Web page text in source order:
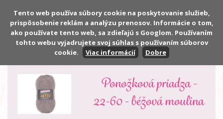
Počet:0 ks
Cena: 0,00 €
Ponožková priadza -
22-60 - béžová moulina
Tento web používa súbory cookie na poskytovanie služieb,
prispôsobenie reklám a analýzu prenosov. Informácie o tom,
ako používate tento web, sa zdieľajú s Googlom. Používaním
tohto webu vyjadrujete svoj súhlas s používaním súborov
cookie.
Viac informácií Dobre